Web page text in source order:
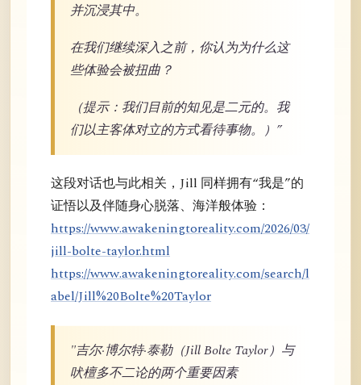
并沉浸其中。
在我们继续深入之前，你认为为什么这
些体验会被扭曲？
（提示：我们目前的知见是二元的。我
们以主客体对立的方式看待事物。）”
这段对话也与此相关，Jill 同样拥有“我是”的
证悟以及伴随身心脱落、海洋般体验：
https://www.awakeningtoreality.com/2026/03/
jill-bolte-taylor.html
https://www.awakeningtoreality.com/search/l
abel/Jill%20Bolte%20Taylor
"吉尔·博尔特·泰勒（Jill Bolte Taylor）与
吠檀多不二论的两个重要因素